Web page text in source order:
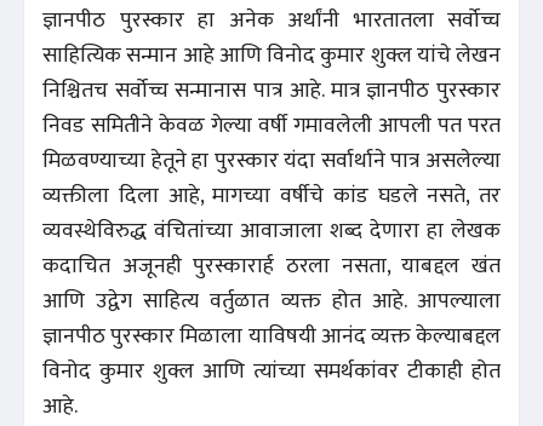
ज्ञानपीठ पुरस्कार हा अनेक अर्थांनी भारतातला सर्वोच्च
साहित्यिक सन्मान आहे आणि विनोद कुमार शुक्ल यांचे लेखन
निश्चितच सर्वोच्च सन्मानास पात्र आहे. मात्र ज्ञानपीठ पुरस्कार
निवड समितीने केवळ गेल्या वर्षी गमावलेली आपली पत परत
मिळवण्याच्या हेतूने हा पुरस्कार यंदा सर्वार्थाने पात्र असलेल्या
व्यक्तीला दिला आहे, मागच्या वर्षीचे कांड घडले नसते, तर
व्यवस्थेविरुद्ध वंचितांच्या आवाजाला शब्द देणारा हा लेखक
कदाचित अजूनही पुरस्कारार्ह ठरला नसता, याबद्दल खंत
आणि उद्वेग साहित्य वर्तुळात व्यक्त होत आहे. आपल्याला
ज्ञानपीठ पुरस्कार मिळाला याविषयी आनंद व्यक्त केल्याबद्दल
विनोद कुमार शुक्ल आणि त्यांच्या समर्थकांवर टीकाही होत
आहे.